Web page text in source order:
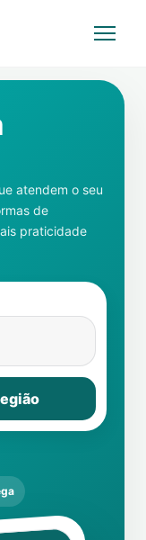
atendem o seu
de
praticidade